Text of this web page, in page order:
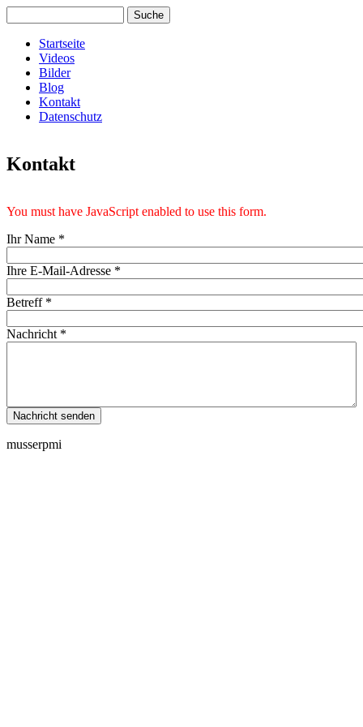
www.florian-
ultra.de
Hauptmenü
Startseite
Videos
Bilder
Blog
Kontakt
Datenschutz
Kontakt
You must have JavaScript enabled to use this form.
Ihr Name *
Ihre E-Mail-Adresse *
Betreff *
Nachricht *
musserpmi